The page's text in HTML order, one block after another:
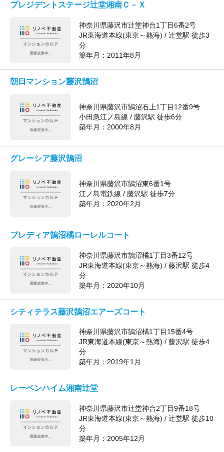
プレジデントステージ辻堂湘南Ｃ－Ｘ
神奈川県藤沢市辻堂神台1丁目6番2号
JR東海道本線(東京～熱海) / 辻堂駅 徒歩3
分
築年月：2011年8月
朝日マンション藤沢鵠沼
神奈川県藤沢市鵠沼石上1丁目12番9号
小田急江ノ島線 / 藤沢駅 徒歩6分
築年月： 2000年8月
グレーシア藤沢鵠沼
神奈川県藤沢市鵠沼東6番1号
江ノ島電鉄線 / 藤沢駅 徒歩7分
築年月： 2020年2月
プレディア鵠沼橘ローレルコート
神奈川県藤沢市鵠沼橘1丁目3番12号
JR東海道本線(東京～熱海) / 藤沢駅 徒歩4
分
築年月： 2020年10月
シティテラス藤沢鵠沼エアーズコート
神奈川県藤沢市鵠沼橘1丁目15番4号
JR東海道本線(東京～熱海) / 藤沢駅 徒歩4
分
築年月：2019年1月
レーベンハイム湘南辻堂
神奈川県藤沢市辻堂神台2丁目9番18号
JR東海道本線(東京～熱海) / 辻堂駅 徒歩10
分
築年月：2005年12月